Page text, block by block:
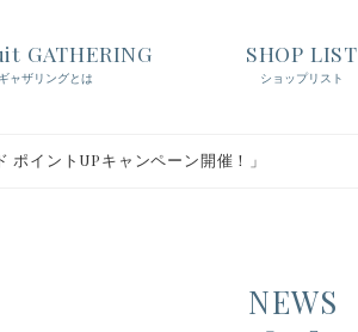
GATHERING
ャザリングとは
SHOP LIST
ショップリスト
ポイントUPキャンペーン開催！」
NEWS